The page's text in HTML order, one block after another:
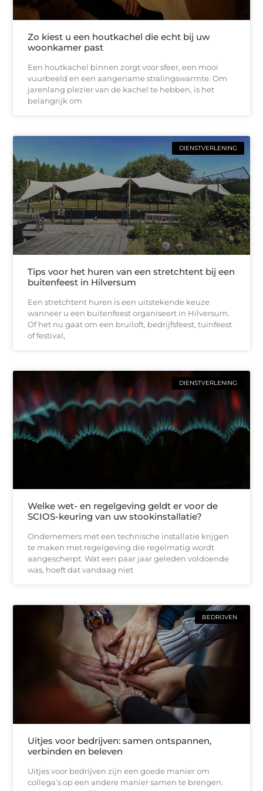
Zo kiest u een houtkachel die echt bij uw
woonkamer past
Een houtkachel binnen zorgt voor sfeer, een mooi
vuurbeeld en een aangename stralingswarmte. Om
jarenlang plezier van de kachel te hebben, is het
belangrijk om
DIENSTVERLENING
Tips voor het huren van een stretchtent bij een
buitenfeest in Hilversum
Een stretchtent huren is een uitstekende keuze
wanneer u een buitenfeest organiseert in Hilversum.
Of het nu gaat om een bruiloft, bedrijfsfeest, tuinfeest
of festival,
DIENSTVERLENING
Welke wet- en regelgeving geldt er voor de
SCIOS-keuring van uw stookinstallatie?
Ondernemers met een technische installatie krijgen
te maken met regelgeving die regelmatig wordt
aangescherpt. Wat een paar jaar geleden voldoende
was, hoeft dat vandaag niet
BEDRIJVEN
Uitjes voor bedrijven: samen ontspannen,
verbinden en beleven
Uitjes voor bedrijven zijn een goede manier om
collega’s op een andere manier samen te brengen.